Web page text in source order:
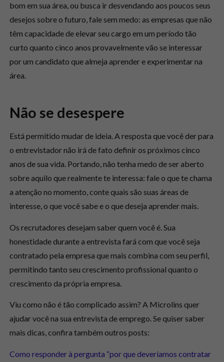
bom em sua área, ou busca ir desvendando aos poucos seus
desejos sobre o futuro, fale sem medo: as empresas que não
têm capacidade de elevar seu cargo em um período tão
curto quanto cinco anos provavelmente vão se interessar
por um candidato que almeja aprender e experimentar na
área.
Não se desespere
Está permitido mudar de ideia. A resposta que você der para
o entrevistador não irá de fato definir os próximos cinco
anos de sua vida. Portando, não tenha medo de ser aberto
sobre aquilo que realmente te interessa: fale o que te chama
a atenção no momento, conte quais são suas áreas de
interesse, o que você sabe e o que deseja aprender mais.
Os recrutadores desejam saber quem você é. Sua
honestidade durante a entrevista fará com que você seja
contratado pela empresa que mais combina com seu perfil,
permitindo tanto seu crescimento profissional quanto o
crescimento da própria empresa.
Viu como não é tão complicado assim? A Microlins quer
ajudar você na sua entrevista de emprego. Se quiser saber
mais dicas, confira também outros posts:
Como responder à pergunta “por que deveríamos contratar